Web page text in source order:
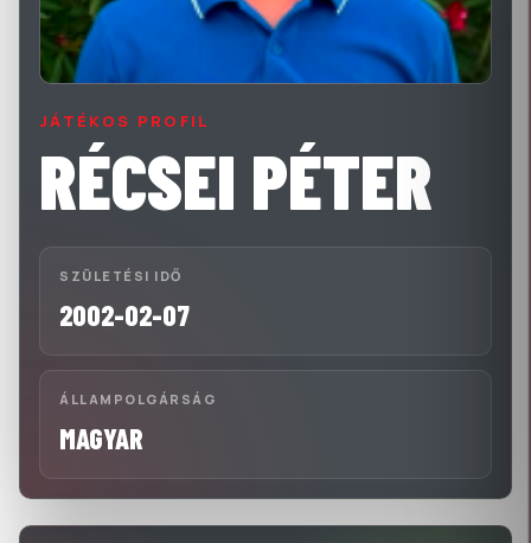
JÁTÉKOS PROFIL
RÉCSEI PÉTER
SZÜLETÉSI IDŐ
2002-02-07
ÁLLAMPOLGÁRSÁG
MAGYAR